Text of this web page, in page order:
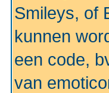
Smileys, of
kunnen
een code,
van